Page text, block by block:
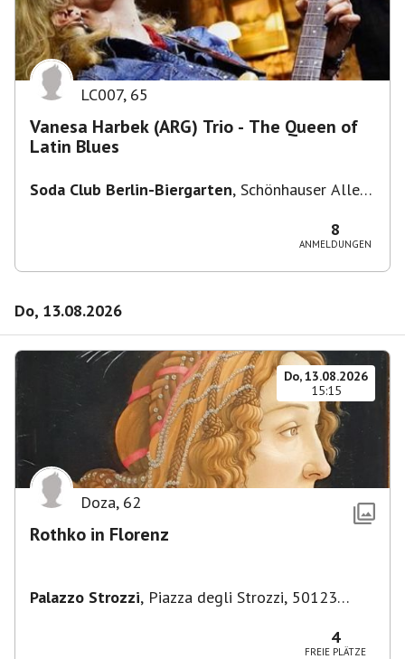
LC007, 65
Vanesa Harbek (ARG) Trio - The Queen of
Latin Blues
Soda Club Berlin-Biergarten, Schönhauser Allee
8
ANMELDUNGEN
Do, 13.08.2026
Do, 13.08.2026
15:15
Doza, 62
Rothko in Florenz
Palazzo Strozzi, Piazza degli Strozzi, 50123
4
FREIE PLÄTZE